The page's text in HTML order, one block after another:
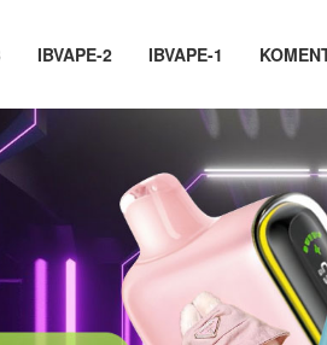
IBVAPE-2 IBVAPE-1